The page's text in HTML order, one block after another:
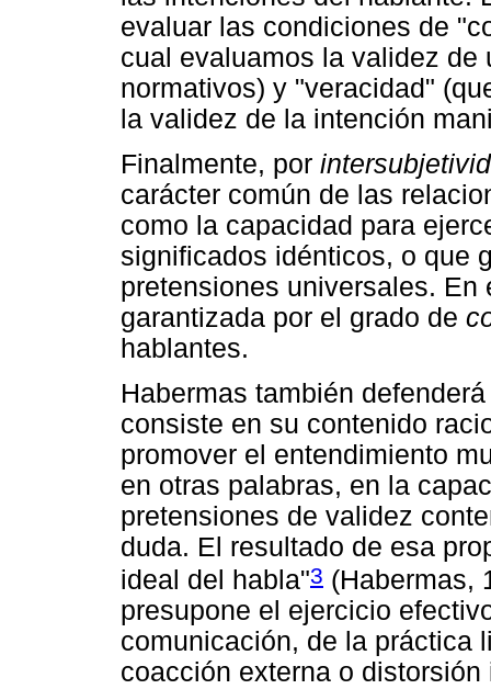
evaluar las condiciones de
cual evaluamos la validez de
normativos) y "veracidad"
la validez de la intención
Finalmente, por
carácter común de las
como la capacidad para
significados idénticos, o que
pretensiones universales.
garantizada por el grado de
hablantes.
Habermas también
consiste en su contenido
promover el entendimiento
en otras palabras, en la
pretensiones de validez
duda. El resultado de esa
ideal del habla"3 (Habermas,
presupone el ejercicio
comunicación, de la práctica
coacción externa o distorsión